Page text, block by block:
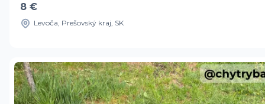
8 €
Levoča, Prešovský kraj, SK